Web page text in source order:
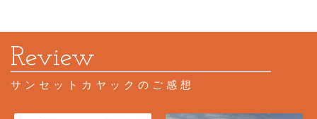
サンセットカヤックのご感想